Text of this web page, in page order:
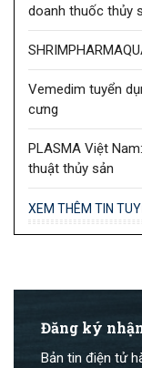
doanh thuốc thủy
Vemedim tuyển
cưng
PLASMA Việt
thuật thủy sản
XEM THÊM TIN
Đăng ký
Bản tin điện tử